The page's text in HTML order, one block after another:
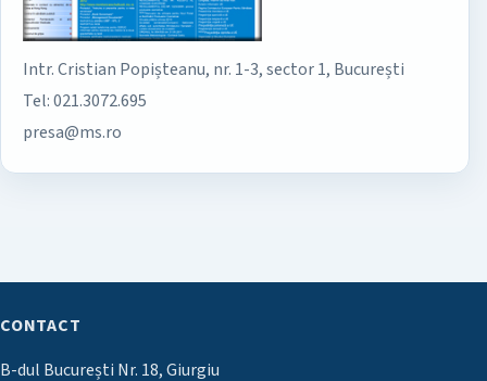
Intr. Cristian Popișteanu, nr. 1-3, sector 1, București
Tel: 021.3072.695
presa@ms.ro
CONTACT
B-dul București Nr. 18, Giurgiu